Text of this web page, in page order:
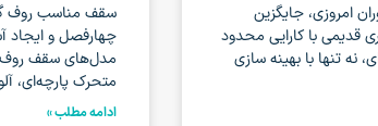
امروزی، جایگزین
قدیمی با کارایی محدود
نه تنها با بهینه سازی
سقف مناسب روف
چهارفصل و ایجاد
مدل‌های سقف روف
متحرک پارچه‌ای،
ادامه مطلب »